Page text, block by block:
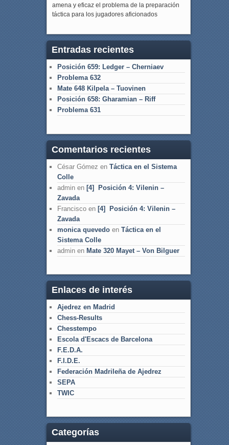
amena y eficaz el problema de la preparación
táctica para los jugadores aficionados
Entradas recientes
Posición 659: Ledger – Cherniaev
Problema 632
Mate 648 Kilpela – Tuovinen
Posición 658: Gharamian – Riff
Problema 631
Comentarios recientes
César Gómez en Táctica en el Sistema
Colle
adminen [4] Posición 4: Vilenin –
Zavada
Franciscoen [4] Posición 4: Vilenin –
Zavada
monica quevedoen Táctica en el
Sistema Colle
adminen Mate 320 Mayet – Von Bilguer
Enlaces de interés
Ajedrez en Madrid
Chess-Results
Chesstempo
Escola d'Escacs de Barcelona
F.E.D.A.
F.I.D.E.
Federación Madrileña de Ajedrez
SEPA
TWIC
Categorías